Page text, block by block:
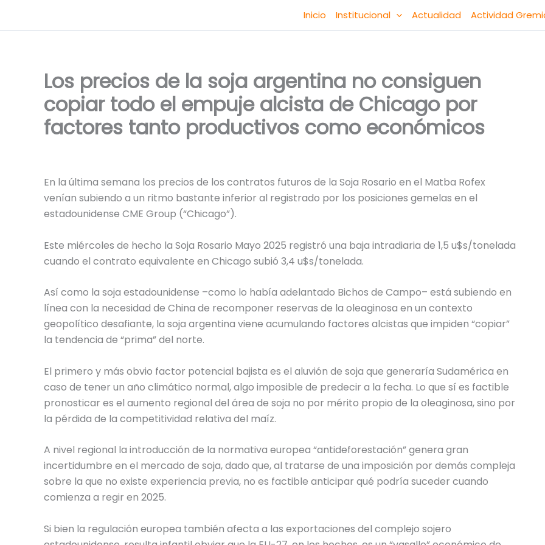
Inicio Institucional Actualidad Actividad
Los precios de la soja argentina no consiguen
copiar todo el empuje alcista de Chicago por
factores tanto productivos como económicos
En la última semana los precios de los contratos futuros de la Soja Rosario en el Matba Rofex
venían subiendo a un ritmo bastante inferior al registrado por los posiciones gemelas en el
estadounidense CME Group (“Chicago”).
Este miércoles de hecho la Soja Rosario Mayo 2025 registró una baja intradiaria de 1,5 u$s/tonelada
cuando el contrato equivalente en Chicago subió 3,4 u$s/tonelada.
Así como la soja estadounidense –como lo había adelantado Bichos de Campo– está subiendo en
línea con la necesidad de China de recomponer reservas de la oleaginosa en un contexto
geopolítico desafiante, la soja argentina viene acumulando factores alcistas que impiden “copiar”
la tendencia de “prima” del norte.
El primero y más obvio factor potencial bajista es el aluvión de soja que generaría Sudamérica en
caso de tener un año climático normal, algo imposible de predecir a la fecha. Lo que sí es factible
pronosticar es el aumento regional del área de soja no por mérito propio de la oleaginosa, sino por
la pérdida de la competitividad relativa del maíz.
A nivel regional la introducción de la normativa europea “antideforestación” genera gran
incertidumbre en el mercado de soja, dado que, al tratarse de una imposición por demás compleja
sobre la que no existe experiencia previa, no es factible anticipar qué podría suceder cuando
comienza a regir en 2025.
Si bien la regulación europea también afecta a las exportaciones del complejo sojero